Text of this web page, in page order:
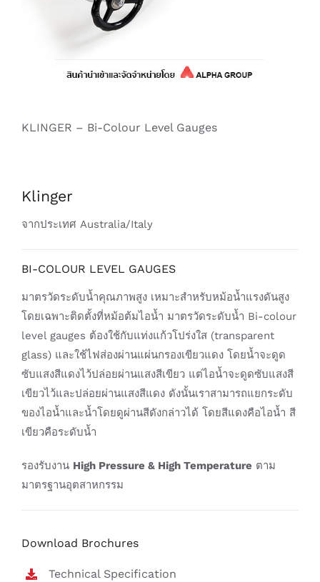
KLINGER – Bi-Colour Level Gauges
Klinger
จากประเทศ Australia/Italy
BI-COLOUR LEVEL GAUGES
มาตรวัดระดับน้ำคุณภาพสูง เหมาะสำหรับหม้อน้ำแรงดันสูง
โดยเฉพาะติดตั้งที่หม้อต้มไอน้ำ มาตรวัดระดับน้ำ Bi-colour
level gauges ต้องใช้กับแท่งแก้วโปร่งใส (transparent
glass) และใช้ไฟส่องผ่านแผ่นกรองเขียวแดง โดยน้ำจะดูด
ซับแสงสีแดงไว้ปล่อยผ่านแสงสีเขียว แต่ไอน้ำจะดูดซับแสงสี
เขียวไว้และปล่อยผ่านแสงสีแดง ดังนั้นเราสามารถแยกระดับ
ของไอน้ำและน้ำโดยดูผ่านสีดังกล่าวได้ โดยสีแดงคือไอน้ำ สี
เขียวคือระดับน้ำ
รองรับงาน High Pressure & High Temperature ตาม
มาตรฐานอุตสาหกรรม
Download Brochures
Technical Specification